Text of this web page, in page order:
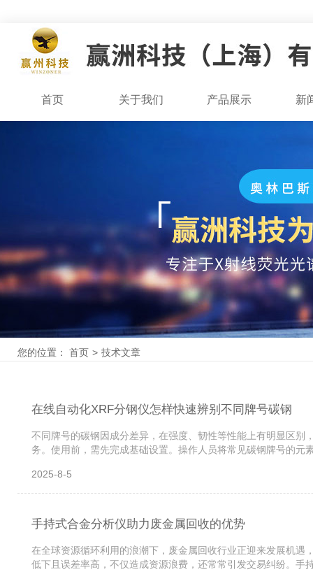
首页 关于我们 产品展示 新
您的位置： 首页 > 技术文章
在线自动化XRF分钢仪怎样快速辨别不同牌号碳钢
不同牌号的碳钢因成分差异，在强度、韧性等性能上有明显区
务。使用前，需先完成基础设置。操作人员将常见碳钢牌号的元
2025-8-5
手持式合金分析仪助力废金属回收的优势
在全球资源循环利用的浪潮下，废金属回收行业正迎来发展机
低下且误差率高，不仅造成资源浪费，还常常引发交易纠纷。